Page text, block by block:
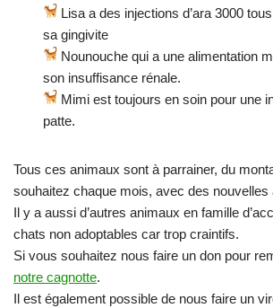
Lisa a des injections d’ara 3000
sa gingivite
Nounouche qui a une alimentation
son insuffisance rénale.
Mimi est toujours en soin pour une
patte.
Tous ces animaux sont à parrainer, du
souhaitez chaque mois, avec des nouvelles
Il y a aussi d’autres animaux en famille
chats non adoptables car trop craintifs.
Si vous souhaitez nous faire un don pour
notre cagnotte.
Il est également possible de nous faire un